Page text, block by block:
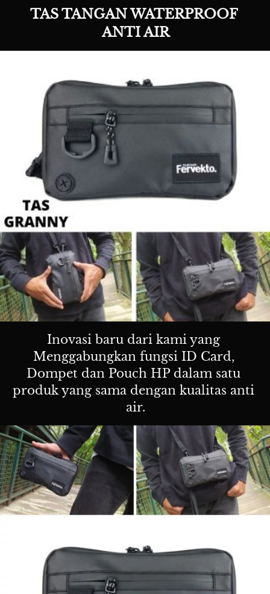
TAS TANGAN WATERPROOF
ANTI AIR
Inovasi baru dari kami yang
Menggabungkan fungsi ID Card,
Dompet dan Pouch HP dalam satu
produk yang sama dengan kualitas anti
air.